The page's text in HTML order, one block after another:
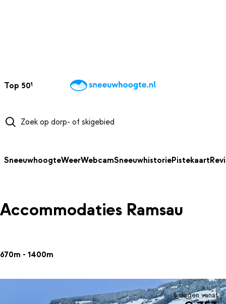
Top 50Webcams WintersportweerKaarten
SneeuwhoogteWeerWebcamSneeuwhistoriePistekaart
Accommodaties Ramsau
670m - 1400m
8 dagen vanaf